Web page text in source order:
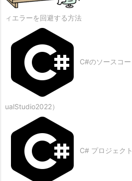
ィエラーを回避する方法
C#のソースコ
ualStudio2022）
C# プロジェク